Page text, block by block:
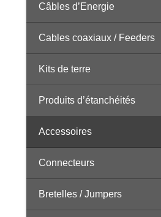
Câbles d’Energie
Cables coaxiaux / Feeders
Kits de terre
Produits d’étanchéités
Accessoires
Connecteurs
Bretelles / Jumpers